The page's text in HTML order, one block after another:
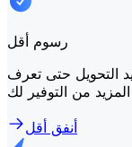
رسوم أقل
التحويل حتى تعرف
أنفق أقل